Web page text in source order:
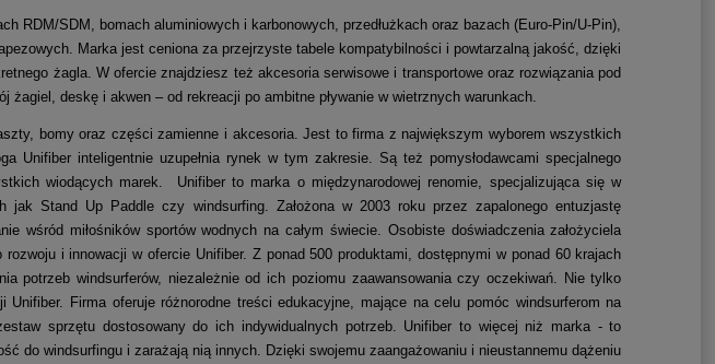
RDM/SDM, bomach aluminiowych i karbonowych, przedłużkach oraz bazach (Euro-Pin/U-Pin),
Marka jest ceniona za przejrzyste tabele kompatybilności i powtarzalną jakość, dzięki
żagla. W ofercie znajdziesz też akcesoria serwisowe i transportowe oraz rozwiązania pod
żagiel, deskę i akwen – od rekreacji po ambitne pływanie w wietrznych warunkach.
bomy oraz części zamienne i akcesoria. Jest to firma z największym wyborem wszystkich
Unifiber inteligentnie uzupełnia rynek w tym zakresie. Są też pomysłodawcami specjalnego
wiodących marek. Unifiberto marka o międzynarodowej renomie, specjalizująca się w
jak Stand Up Paddle czy windsurfing. Założona w 2003 roku przez zapalonego entuzjastę
wśród miłośników sportów wodnych na całym świecie.
Osobiste doświadczenia założyciela
i innowacji w ofercie Unifiber. Z ponad 500 produktami, dostępnymi w ponad 60 krajach
potrzeb windsurferów, niezależnie od ich poziomu zaawansowania czy oczekiwań.
Nie tylko
Firma oferuje różnorodne treści edukacyjne , mające na celu pomóc windsurferom na
sprzętu dostosowany do ich indywidualnych potrzeb.
Unifiber to więcej niż marka - to
do windsurfingu i zarażają nią innych. Dzięki swojemu zaangażowaniu i nieustannemu dążeniu